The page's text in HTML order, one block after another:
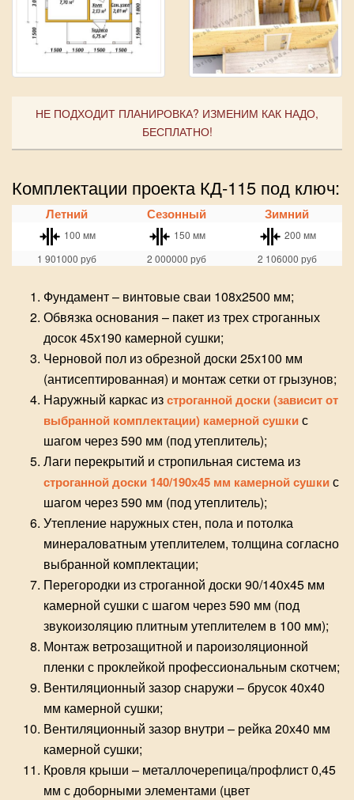
НЕ ПОДХОДИТ ПЛАНИРОВКА? ИЗМЕНИМ КАК НАДО,
БЕСПЛАТНО!
Комплектации проекта КД-115 под ключ:
Летний Сезонный Зимний
100 мм 150 мм
200 мм
1 901000 руб 2 000000 руб 2 106000 руб
Фундамент – винтовые сваи 108х2500 мм;
Обвязка основания – пакет из трех строганных
досок 45х190 камерной сушки;
Черновой пол из обрезной доски 25х100 мм
(антисептированная) и монтажсетки от грызунов;
Наружный каркас изстроганной доски (зависит от
выбранной комплектации) камерной сушкис
шагом через 590 мм (под утеплитель);
Лаги перекрытий и стропильная система из
строганной доски 140/190х45 мм камерной сушкис
шагом через 590 мм (под утеплитель);
Утепление наружных стен, пола и потолка
минераловатным утеплителем, толщина согласно
выбранной комплектации;
Перегородки из строганной доски 90/140х45 мм
камерной сушки с шагом через 590 мм (под
звукоизоляцию плитным утеплителем в 100 мм);
Монтаж ветрозащитной и пароизоляционной
пленки с проклейкой профессиональным скотчем;
Вентиляционный зазор снаружи – брусок 40х40
мм камерной сушки;
Вентиляционный зазор внутри – рейка 20х40 мм
камерной сушки;
Кровля крыши – металлочерепица/профлист 0,45
мм с доборными элементами (цвет